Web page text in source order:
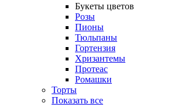
Букеты цветов
Розы
Пионы
Тюльпаны
Гортензия
Хризантемы
Протеас
Ромашки
Торты
Показать все